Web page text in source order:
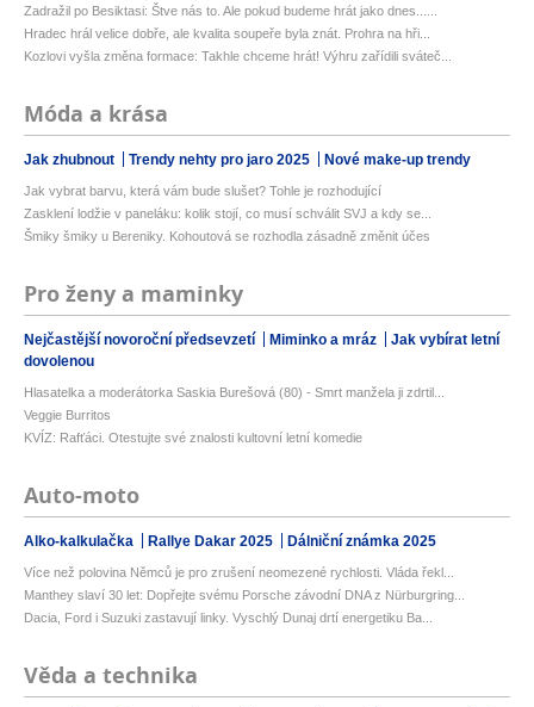
Zadražil po Besiktasi: Štve nás to. Ale pokud budeme hrát jako dnes......
Hradec hrál velice dobře, ale kvalita soupeře byla znát. Prohra na hři...
Kozlovi vyšla změna formace: Takhle chceme hrát! Výhru zařídili sváteč...
Móda a krása
Jak zhubnout Trendy nehty pro jaro 2025 Nové make-up trendy
Jak vybrat barvu, která vám bude slušet? Tohle je rozhodující
Zasklení lodžie v paneláku: kolik stojí, co musí schválit SVJ a kdy se...
Šmiky šmiky u Bereniky. Kohoutová se rozhodla zásadně změnit účes
Pro ženy a maminky
Nejčastější novoroční předsevzetí Miminko a mráz
Jak vybírat letní
dovolenou
Hlasatelka a moderátorka Saskia Burešová (80) - Smrt manžela ji zdrtil...
Veggie Burritos
KVÍZ: Rafťáci. Otestujte své znalosti kultovní letní komedie
Auto-moto
Alko-kalkulačka Rallye Dakar 2025 Dálniční známka 2025
Více než polovina Němců je pro zrušení neomezené rychlosti. Vláda řekl...
Manthey slaví 30 let: Dopřejte svému Porsche závodní DNA z Nürburgring...
Dacia, Ford i Suzuki zastavují linky. Vyschlý Dunaj drtí energetiku Ba...
Věda a technika